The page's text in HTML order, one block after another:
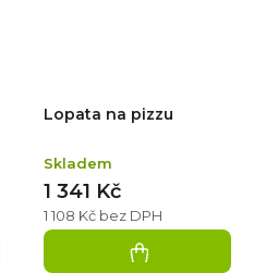
Lopata na pizzu
Skladem
1 108 Kč bez DPH
1 341 Kč